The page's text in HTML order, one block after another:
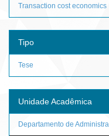
Transaction cost economics
Tipo
Tese
Unidade Acadêmica
Departamento de